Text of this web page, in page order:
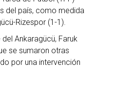
del país, como medida
Rizespor (1-1).
Ankaragücü, Faruk
se sumaron otras
por una intervención